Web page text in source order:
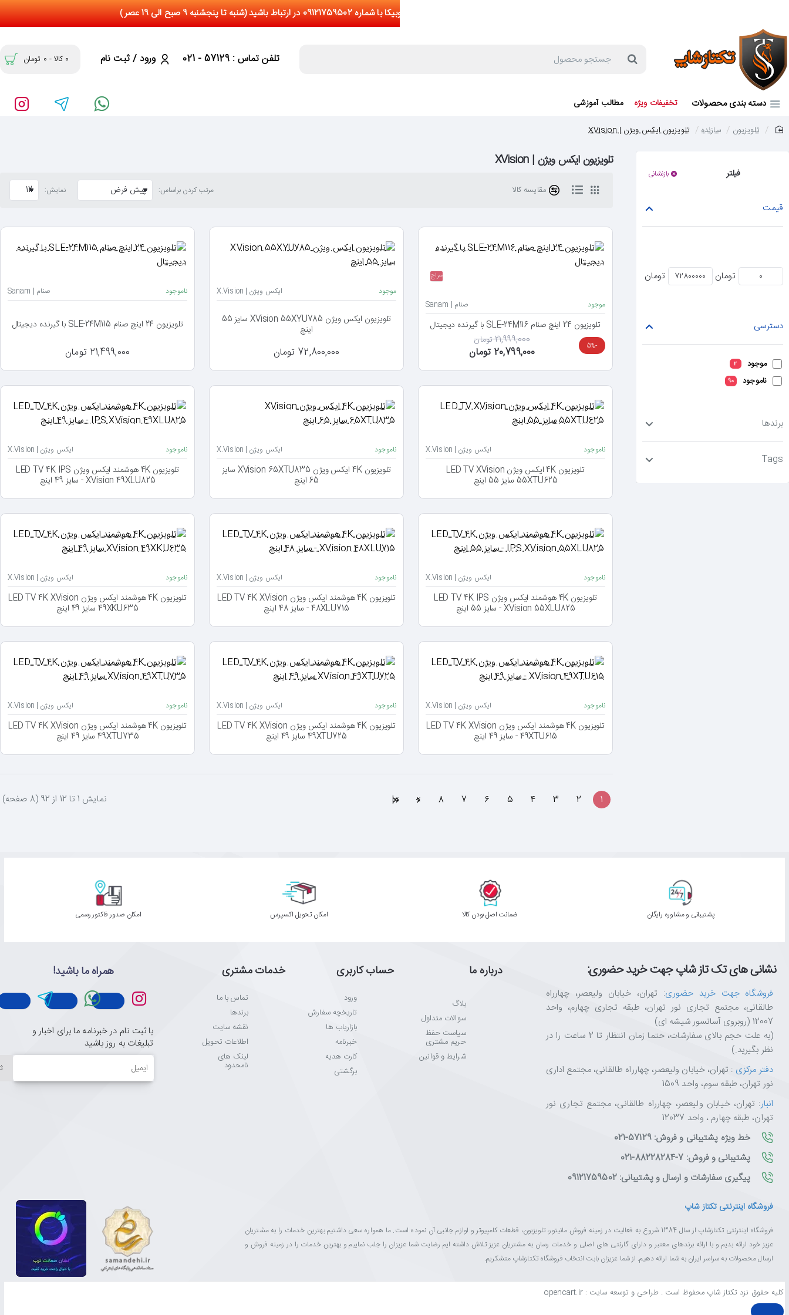
جستجو
تلفن تماس : 57129 - 021 ورود / ثبت نام 0 کالا - 0 تومان
دسته بندی محصولات تخفیفات ویژه مطالب آموزشی
تلویزیون سازنده تلویزیون ایکس ویژن | XVision
فیلتر بازنشانی
قیمت
تومان تومان
دسترسی
موجود 2
ناموجود 90
برندها
Tags
تلویزیون ایکس ویژن | XVision
مقایسه کالا مرتب کردن براساس: نمایش:
حراج
موجود صنام | Sanam
تلویزیون 24 اینچ صنام SLE-24M116 با گیرنده دیجیتال
-5% 20,799,000 تومان
21,999,000 تومان
موجود ایکس ویژن | X.Vision
تلویزیون ایکس ویژن XVision 55XYU785 سایز 55
اینچ
72,800,000 تومان
ناموجود صنام | Sanam
تلویزیون 24 اینچ صنام SLE-24M115 با گیرنده دیجیتال
21,499,000 تومان
ناموجود ایکس ویژن | X.Vision
تلویزیون 4K ایکس ویژن LED TV XVision
55XTU625 سایز 55 اینچ
ناموجود ایکس ویژن | X.Vision
تلویزیون 4K ایکس ویژن XVision 65XTU835 سایز
65 اینچ
ناموجود ایکس ویژن | X.Vision
تلویزیون 4K هوشمند ایکس ویژن LED TV 4K IPS
XVision 49XLU825 - سایز 49 اینچ
ناموجود ایکس ویژن | X.Vision
تلویزیون 4K هوشمند ایکس ویژن LED TV 4K IPS
XVision 55XLU825 - سایز 55 اینچ
ناموجود ایکس ویژن | X.Vision
تلویزیون 4K هوشمند ایکس ویژن LED TV 4K XVision
48XLU715 - سایز 48 اینچ
ناموجود ایکس ویژن | X.Vision
تلویزیون 4K هوشمند ایکس ویژن LED TV 4K XVision
49XKU635 سایز 49 اینچ
ناموجود ایکس ویژن | X.Vision
تلویزیون 4K هوشمند ایکس ویژن LED TV 4K XVision
49XTU615 - سایز 49 اینچ
ناموجود ایکس ویژن | X.Vision
تلویزیون 4K هوشمند ایکس ویژن LED TV 4K XVision
49XTU725 سایز 49 اینچ
ناموجود ایکس ویژن | X.Vision
تلویزیون 4K هوشمند ایکس ویژن LED TV 4K XVision
49XTU735 سایز 49 اینچ
1
2
3
4
5
6
7
8
>
>| نمايش 1 تا 12 از 92 (8 صفحه)
پشتیبانی و مشاوره رایگان ﺿﻤﺎﻧﺖ اﺻﻞ ﺑﻮدن ﮐﺎﻟﺎ اﻣﮑﺎن ﺗﺤﻮﯾﻞ اﮐﺴﭙﺮس امکان صدور فاکتور رسمی
نشانی های تک تاز شاپ جهت خرید حضوری:
فروشگاه جهت خرید حضوری: تهران، خیابان ولیعصر، چهارراه
طالقانی، مجتمع تجاری نور تهران، طبقه تجاری چهارم، واحد
12007 (روبروی آسانسور شیشه ای)
(به علت حجم بالای سفارشات، حتما زمان انتظار تا 2 ساعت را در
نظر بگیرید.)
دفتر مرکزی : تهران، خیابان ولیعصر، چهارراه طالقانی، مجتمع اداری
نور تهران، طبقه سوم، واحد 1509
انبار: تهران، خیابان ولیعصر، چهارراه طالقانی، مجتمع تجاری نور
تهران، طبقه چهارم ، واحد 12037
خط ویژه پشتیبانی و فروش: 57129-021
پشتیبانی و فروش: 7-88228284-021
پیگیری سفارشات و ارسال و پشتیبانی: 09121759502
درباره ما
بلاگ
سوالات متداول
سیاست حفظ
حریم مشتری
شرایط و قوانین
حساب کاربری
ورود
تاریخچه سفارش
بازاریاب ها
خبرنامه
کارت هدیه
برگشتی
خدمات مشتری
تماس با ما
برندها
نقشه سایت
اطلاعات تحویل
لینک های
نامحدود
همراه ما باشید!
با ثبت نام در خبرنامه ما برای اخبار و
تبلیغات به روز باشید
ایمیل
فروشگاه اینترنتی تکتاز شاپ
فروشگاه اینترنتی تکتازشاپ از سال 1384 شروع به فعالیت در زمینه فروش مانیتور، تلویزیون، قطعات کامپیوتر و لوازم جانبی آن نموده است. ما همواره سعی داشتیم بهترین خدمات را به مشتریان
عزیز خود ارائه بدیم و با ارائه برندهای معتبر و دارای گارنتی های اصلی و خدمات رسان به مشتریان عزیز تلاش داشته ایم رضایت شما عزیزان را جلب نماییم و بهترین خدمات را در زمینه فروش و
ارسال محصولات به سراسر ایران به شما ارائه دهیم. از شما عزیزان بابت انتخاب فروشگاه تکتازشاپ متشکریم.
کلیه حقوق نزد تکتاز شاپ محفوظ است . طراحی و توسعه سایت : opencart.ir